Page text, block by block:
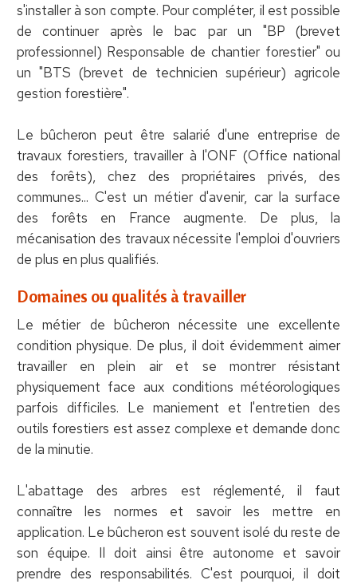
s'installer à son compte. Pour compléter, il est possible
de continuer après le bac par un "BP (brevet
professionnel) Responsable de chantier forestier" ou
un "BTS (brevet de technicien supérieur) agricole
gestion forestière".
Le bûcheron peut être salarié d'une entreprise de
travaux forestiers, travailler à l'ONF (Office national
des forêts), chez des propriétaires privés, des
communes... C'est un métier d'avenir, car la surface
des forêts en France augmente. De plus, la
mécanisation des travaux nécessite l'emploi d'ouvriers
de plus en plus qualifiés.
Domaines ou qualités à travailler
Le métier de bûcheron nécessite une excellente
condition physique. De plus, il doit évidemment aimer
travailler en plein air et se montrer résistant
physiquement face aux conditions météorologiques
parfois difficiles. Le maniement et l'entretien des
outils forestiers est assez complexe et demande donc
de la minutie.
L'abattage des arbres est réglementé, il faut
connaître les normes et savoir les mettre en
application. Le bûcheron est souvent isolé du reste de
son équipe. Il doit ainsi être autonome et savoir
prendre des responsabilités. C'est pourquoi, il doit